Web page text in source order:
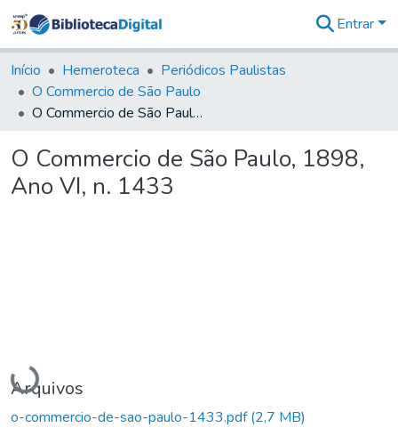
&
Coleções
Tudo na
Biblioteca
Estatísticas
Entrar
Início Hemeroteca
Periódicos Paulistas
O Commercio de São Paulo
O Commercio de São Paulo, 1898, Ano VI, n. 1433
O Commercio de São Paulo, 1898,
Ano VI, n. 1433
Carregando...
Arquivos
o-commercio-de-sao-paulo-1433.pdf(2,7 MB)